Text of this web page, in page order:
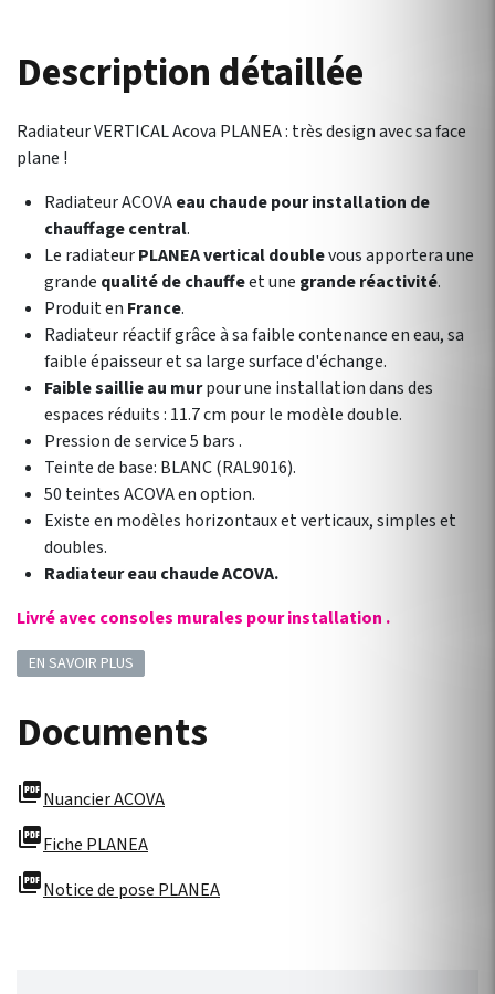
Description détaillée
Radiateur VERTICAL Acova PLANEA : très design avec sa face
plane !
Radiateur ACOVAeau chaude pour installation de
chauffage central.
Le radiateurPLANEA vertical doublevous apportera une
grande qualité de chauffeet une grande réactivité.
Produit en France.
Radiateur réactif grâce à sa faible contenance en eau, sa
faible épaisseur et sa large surface d'échange.
Faible saillie au murpour une installation dans des
espaces réduits : 11.7 cm pour le modèle double.
Pression de service 5 bars .
Teinte de base: BLANC (RAL9016).
50 teintes ACOVA en option.
Existe en modèles horizontaux et verticaux, simples et
doubles.
Radiateur eau chaude ACOVA.
Livré avec consoles murales pour installation .
EN SAVOIR PLUS
Documents
picture_as_pdfNuancier ACOVA
picture_as_pdfFiche PLANEA
picture_as_pdfNotice de pose PLANEA